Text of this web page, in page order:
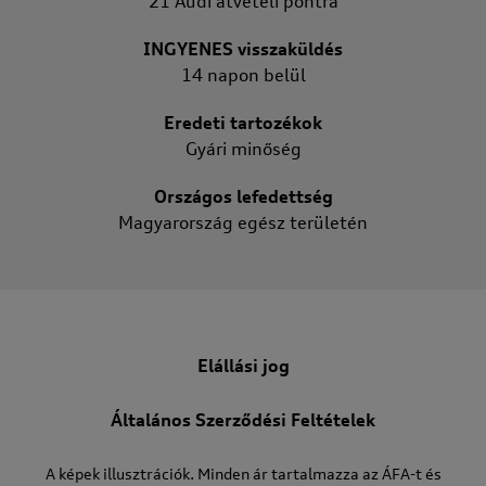
INGYENES visszaküldés
14 napon belül
Eredeti tartozékok
Gyári minőség
Országos lefedettség
Magyarország egész területén
Elállási jog
Általános Szerződési Feltételek
A képek illusztrációk. Minden ár tartalmazza az ÁFA-t és